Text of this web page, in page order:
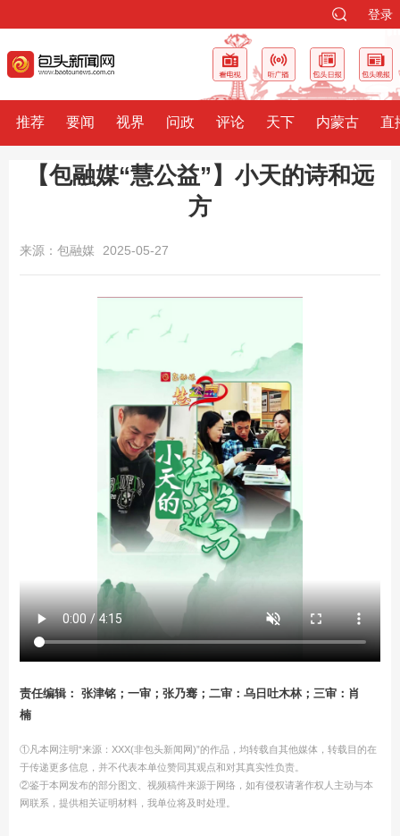
登录
推荐 要闻 视界 问政 评论 天下 内蒙古 直
【包融媒“慧公益”】小天的诗和远
方
来源：包融媒 2025-05-27
责任编辑： 张津铭；一审；张乃骞；二审：乌日吐木林；三审：肖
楠
①凡本网注明“来源：XXX(非包头新闻网)”的作品，均转载自其他媒体，转载目的在
于传递更多信息，并不代表本单位赞同其观点和对其真实性负责。
②鉴于本网发布的部分图文、视频稿件来源于网络，如有侵权请著作权人主动与本
网联系，提供相关证明材料，我单位将及时处理。